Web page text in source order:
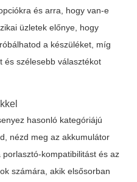
és arra, hogy van-e
üzletek előnye, hogy
a készüléket, míg
és szélesebb választékot
hasonló kategóriájú
nézd meg az akkumulátor
kompatibilitást és az
számára, akik elsősorban